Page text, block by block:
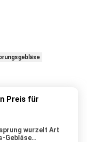
Preis für
wurzelt Art
Gebläse